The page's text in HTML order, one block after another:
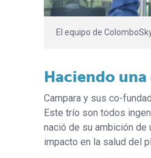
El equipo de
Haciendo
Campara y sus co-
Este trío son todos
nació de su ambición de
impacto en la salud del